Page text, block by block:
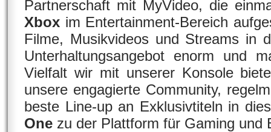
Partnerschaft mit MyVideo, die
Xbox im Entertainment-Bereich
Filme, Musikvideos und Streams in
Unterhaltungsangebot enorm und
Vielfalt wir mit unserer Konsole
unsere engagierte Community,
beste Line-up an Exklusivtiteln in
One zu der Plattform für Gaming und